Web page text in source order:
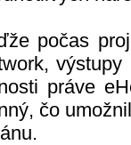
počas
práve
čo